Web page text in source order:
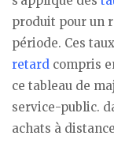
produit pour un
période. Ces
retard compris
ce tableau de
service-public.
achats à